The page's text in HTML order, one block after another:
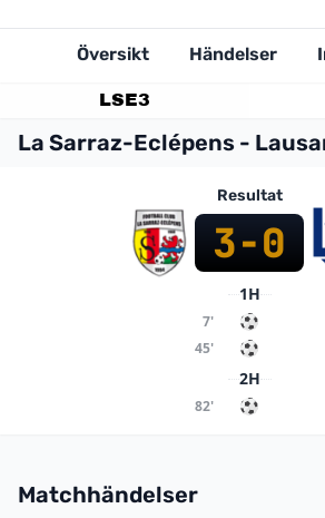
Översikt Händelser
LSE3
La Sarraz-Eclépens -
Resultat
3-0
1H
7'
45'
2H
82'
Matchhändelser